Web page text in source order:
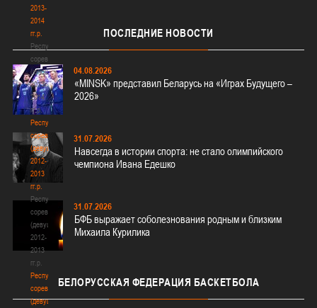
2013-
2014
гг.р.
Республиканские
соревнования
(юноши)
2013-
2014
гг.р.
Республиканские
соревнования
(девушки)
2012-
2013
гг.р.
Республиканские
соревнования
(девушки)
2012-
2013
гг.р.
Республиканские
соревнования
(девушки)
ПОСЛЕДНИЕ НОВОСТИ
04.08.2026
«MINSK» представил Беларусь на «Играх Будущего –
2026»
31.07.2026
Навсегда в истории спорта: не стало олимпийского
чемпиона Ивана Едешко
31.07.2026
БФБ выражает соболезнования родным и близким
Михаила Курилика
БЕЛОРУССКАЯ ФЕДЕРАЦИЯ БАСКЕТБОЛА